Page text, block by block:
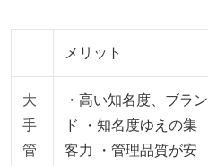
メリット
大
手
管
・高い知名度、ブラン
ド ・知名度ゆえの集
客力 ・管理品質が安